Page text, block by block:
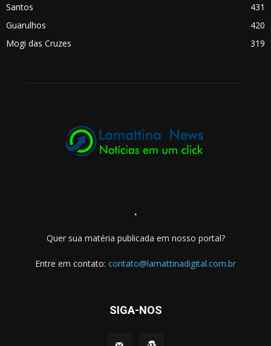
Santos
431
Guarulhos
420
Mogi das Cruzes
319
.
Quer sua matéria publicada em nosso portal?
Entre em contato: contato@lamattinadigital.com.br
SIGA-NOS